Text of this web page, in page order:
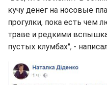
кучу денег на носовые
прогулки, пока есть чем
траве и редкими
пустых клумбах", -